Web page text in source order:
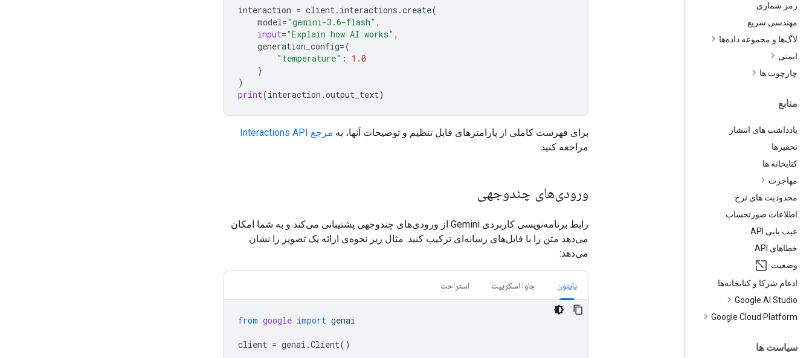
رمز شماری
مهندسی سریع
لاگ‌ها و مجموعه داده‌ها
ایمنی
چارچوب ها
منابع
یادداشت های انتشار
تحقیرها
کتابخانه ها
مهاجرت
محدودیت های نرخ
اطلاعات صورتحساب
عیب یابی API
خطاهای API
وضعیت
ادغام شرکا و کتابخانه‌ها
Google AI Studio
Google Cloud Platform
سیاست ها
interaction = client. interactions .create(
model="gemini-3.6-flash" ,
input="Explain how AI works" ,
generation_config={
"temperature" :
1.0
}
)
print(interaction .output_text)
برای فهرست کاملی از پارامترهای قابل تنظیم و توضیحات آنها، به مرجع Interactions API
مراجعه کنید.
ورودی‌های چندوجهی
رابط برنامه‌نویسی کاربردی Gemini از ورودی‌های چندوجهی پشتیبانی می‌کند و به شما امکان
می‌دهد متن را با فایل‌های رسانه‌ای ترکیب کنید. مثال زیر نحوه‌ی ارائه یک تصویر را نشان
می‌دهد:
پایتون جاوا اسکریپت استراحت
from google import genai
client = genai .Client()